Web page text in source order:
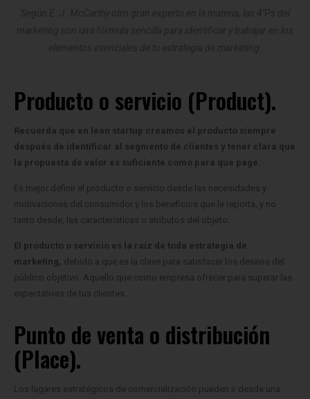
Producto o servicio (Product).
Recuerda que en lean startup creamos el producto siempre
después de identificar al segmento de clientes y tener clara que
la propuesta de valor es suficiente como para que page.
Es mejor definir el producto o servicio desde las necesidades y
motivaciones del consumidor y los beneficios que le reporta, y no
tanto desde, las características o atributos del objeto.
El producto o servicio es la raíz de toda estrategia de
marketing, debido a que es la clave para satisfacer los deseos del
público objetivo. Aquello que como empresa ofrecer para superar las
expectativas de tus clientes.
Punto de venta o distribución
(Place).
Los lugares estratégicos de comercialización pueden ir desde una